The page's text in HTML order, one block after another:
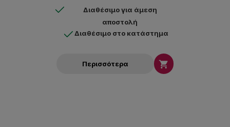
Διαθέσιμο για άμεση
αποστολή
Διαθέσιμο στο κατάστημα
Περισσότερα 